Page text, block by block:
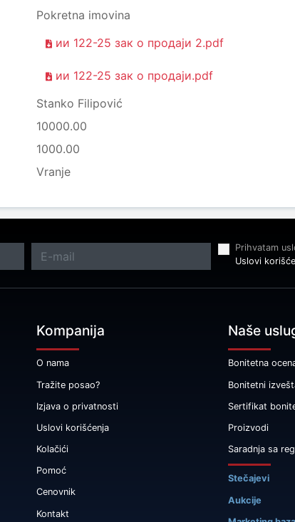
Pokretna imovina
ии 122-25 зак о продаји 2.pdf
ии 122-25 зак о продаји.pdf
Stanko Filipović
10000.00
1000.00
Vranje
Prihvatam
Uslovi
Kompanija
O nama
Tražite posao?
Izjava o privatnosti
Uslovi korišćenja
Kolačići
Pomoć
Cenovnik
Kontakt
Naše
Bonitetna
Bonitetni
Sertifikat
Proizvodi
Saradnja sa
Stečajevi
Aukcije